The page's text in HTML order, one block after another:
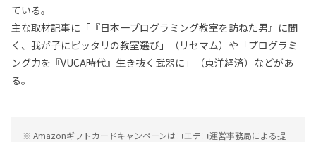
ている。
主な取材記事に「『日本一プログラミング教室を訪ねた男』に聞
く、我が子にピッタリの教室選び」（リセマム）や「プログラミ
ング力を『VUCA時代』生き抜く武器に」（東洋経済）などがあ
る。
※ Amazonギフトカードキャンペーンはコエテコ運営事務局による提